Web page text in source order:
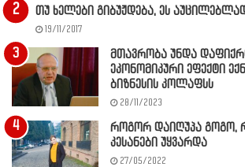
თუ ხელები გიბუჟდება, ეს
19/11/2017
მთავრობა უნდა
ეკონომიკური ეფექტი
ბიზნესის კოლაფსს
28/11/2023
როგორ დაიღუპა გოგო,
კესანები უყვარდა
27/05/2022